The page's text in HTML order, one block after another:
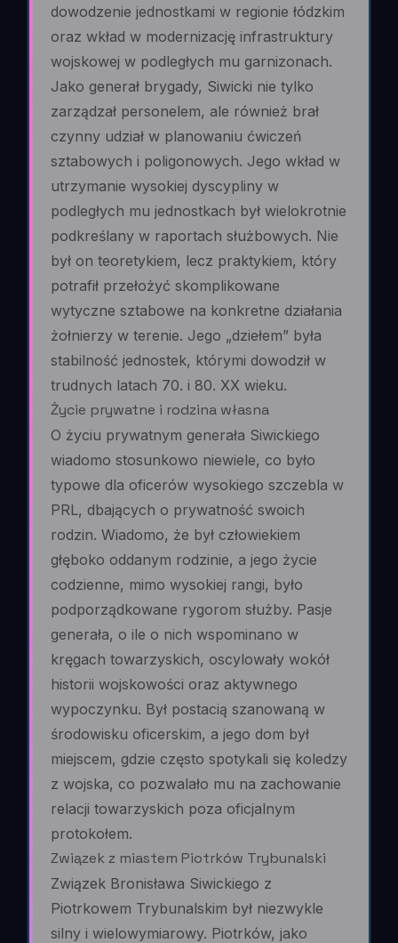
dowodzenie jednostkami w regionie łódzkim
oraz wkład w modernizację infrastruktury
wojskowej w podległych mu garnizonach.
Jako generał brygady, Siwicki nie tylko
zarządzał personelem, ale również brał
czynny udział w planowaniu ćwiczeń
sztabowych i poligonowych. Jego wkład w
utrzymanie wysokiej dyscypliny w
podległych mu jednostkach był wielokrotnie
podkreślany w raportach służbowych. Nie
był on teoretykiem, lecz praktykiem, który
potrafił przełożyć skomplikowane
wytyczne sztabowe na konkretne działania
żołnierzy w terenie. Jego „dziełem” była
stabilność jednostek, którymi dowodził w
trudnych latach 70. i 80. XX wieku.
Życie prywatne i rodzina własna
O życiu prywatnym generała Siwickiego
wiadomo stosunkowo niewiele, co było
typowe dla oficerów wysokiego szczebla w
PRL, dbających o prywatność swoich
rodzin. Wiadomo, że był człowiekiem
głęboko oddanym rodzinie, a jego życie
codzienne, mimo wysokiej rangi, było
podporządkowane rygorom służby. Pasje
generała, o ile o nich wspominano w
kręgach towarzyskich, oscylowały wokół
historii wojskowości oraz aktywnego
wypoczynku. Był postacią szanowaną w
środowisku oficerskim, a jego dom był
miejscem, gdzie często spotykali się koledzy
z wojska, co pozwalało mu na zachowanie
relacji towarzyskich poza oficjalnym
protokołem.
Związek z miastem Piotrków Trybunalski
Związek Bronisława Siwickiego z
Piotrkowem Trybunalskim był niezwykle
silny i wielowymiarowy. Piotrków, jako